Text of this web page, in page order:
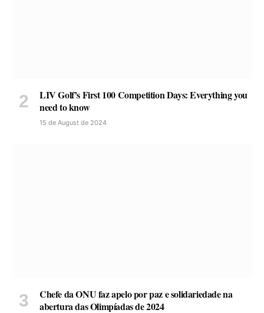
LIV Golf’s First 100 Competition Days: Everything you
need to know
15 de August de 2024
Chefe da ONU faz apelo por paz e solidariedade na
abertura das Olimpíadas de 2024